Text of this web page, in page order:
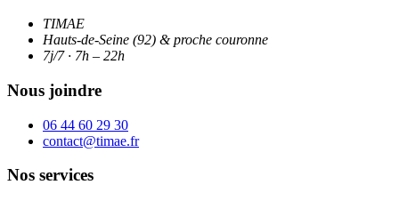
TIMAE
Hauts-de-Seine (92) & proche couronne
7j/7 · 7h – 22h
Nous joindre
06 44 60 29 30
contact@timae.fr
Nos services